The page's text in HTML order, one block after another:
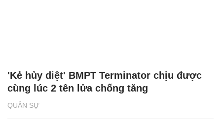
QUÂN SỰ
'Kẻ hủy diệt' BMPT Terminator chịu được
cùng lúc 2 tên lửa chống tăng